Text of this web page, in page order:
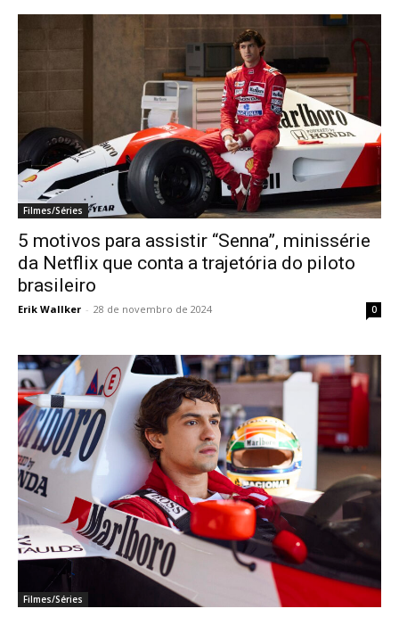
Filmes/Séries
5 motivos para assistir “Senna”, minissérie
da Netflix que conta a trajetória do piloto
brasileiro
Erik Wallker - 28 de novembro de 2024 0
Filmes/Séries